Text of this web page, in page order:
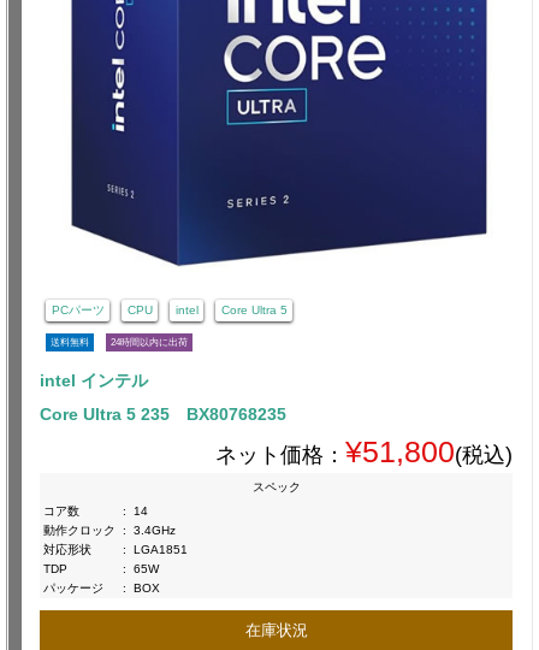
PCパーツ CPU intel Core Ultra 5
送料無料 24時間以内に出荷
intel インテル
Core Ultra 5 235 BX80768235
ネット価格： ¥51,800(税込)
スペック
コア数
:
14
動作クロック
:
3.4GHz
対応形状
:
LGA1851
TDP
:
65W
パッケージ
: BOX
在庫状況